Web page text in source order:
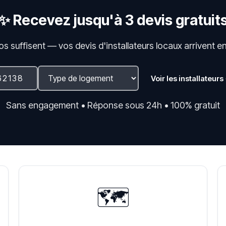
Recevez jusqu'à 3 devis
suffisent — vos devis d'installateurs locaux arrivent
Voir les
Sans engagement • Réponse sous 24h • 100% gratuit
🗺️